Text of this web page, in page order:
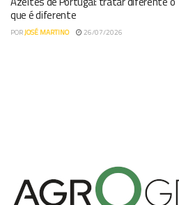
que é diferente
PORJOSÉ MARTINO 26/07/2026